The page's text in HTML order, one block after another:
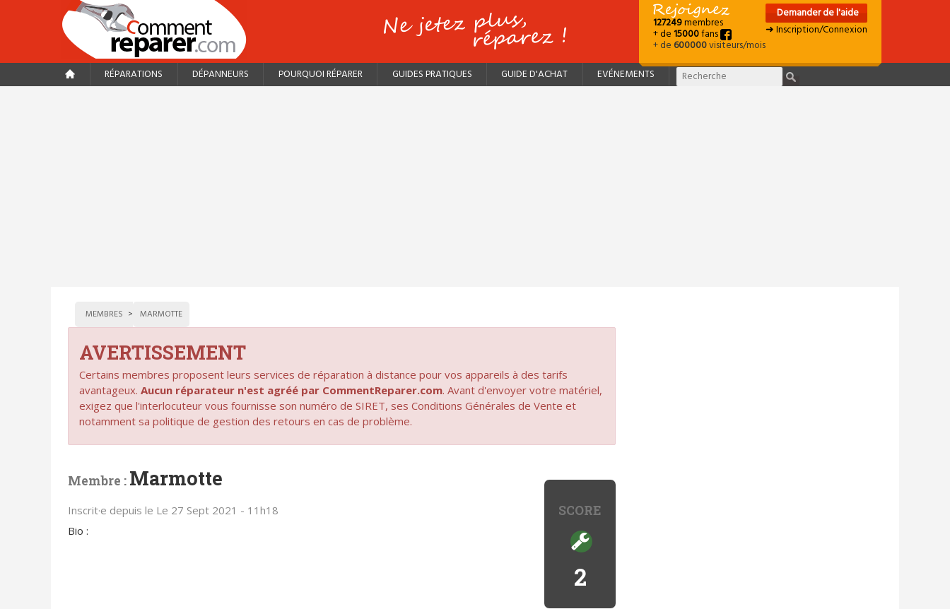
127249membres
+ de15000fans
+ de600000visiteurs/mois
Demander de l'aide
➜ Inscription/Connexion
RÉPARATIONS DÉPANNEURS POURQUOI RÉPARER GUIDES PRATIQUES GUIDE D'ACHAT EVÉNEMENTS
MEMBRES MARMOTTE
AVERTISSEMENT
Certains membres proposent leurs services de réparation à distance pour vos appareils à des tarifs
avantageux. Aucun réparateur n'est agréé par CommentReparer.com. Avant d'envoyer votre matériel,
exigez que l'interlocuteur vous fournisse son numéro de SIRET, ses Conditions Générales de Vente et
notamment sa politique de gestion des retours en cas de problème.
SCORE
2
Membre : Marmotte
Inscrit·e depuis le Le 27 Sept 2021 - 11h18
Bio :